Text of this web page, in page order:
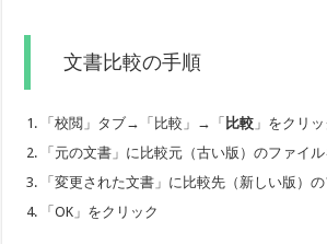
文書比較の手順
「校閲」タブ→「比較」→「 比較 」をクリッ
「元の文書」に比較元（古い版）のファイ
「変更された文書」に比較先（新しい版）
「OK」をクリック